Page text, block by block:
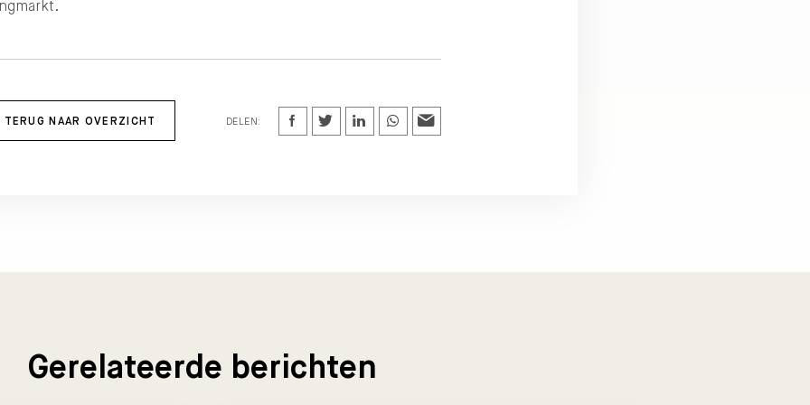
DELEN:
TERUG NAAR OVERZICHT
Gerelateerde berichten